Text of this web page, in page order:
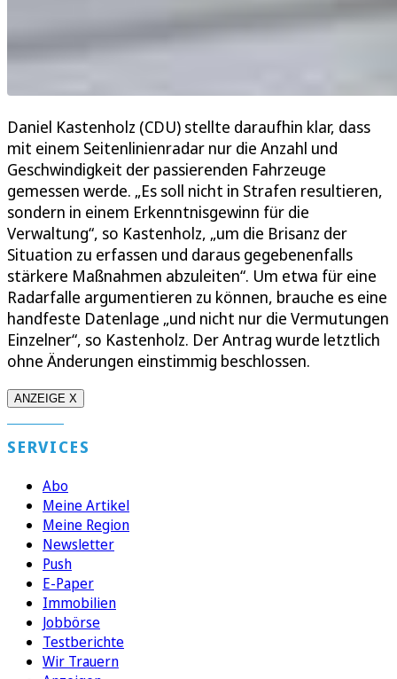
Daniel Kastenholz (CDU) stellte daraufhin klar, dass
mit einem Seitenlinienradar nur die Anzahl und
Geschwindigkeit der passierenden Fahrzeuge
gemessen werde. „Es soll nicht in Strafen resultieren,
sondern in einem Erkenntnisgewinn für die
Verwaltung“, so Kastenholz, „um die Brisanz der
Situation zu erfassen und daraus gegebenenfalls
stärkere Maßnahmen abzuleiten“. Um etwa für eine
Radarfalle argumentieren zu können, brauche es eine
handfeste Datenlage „und nicht nur die Vermutungen
Einzelner“, so Kastenholz. Der Antrag wurde letztlich
ohne Änderungen einstimmig beschlossen.
ANZEIGE X
SERVICES
Abo
Meine Artikel
Meine Region
Newsletter
Push
E-Paper
Immobilien
Jobbörse
Testberichte
Wir Trauern